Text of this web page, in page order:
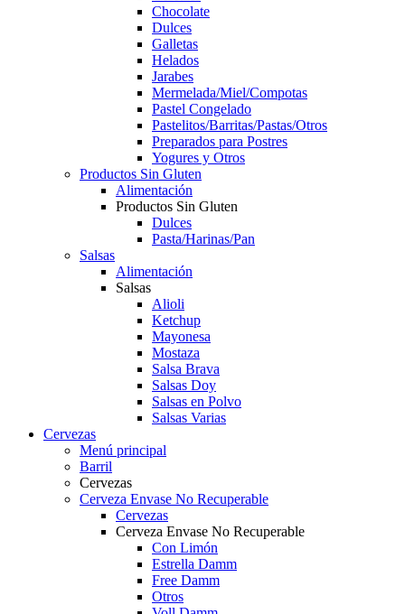
Chocolate
Dulces
Galletas
Helados
Jarabes
Mermelada/Miel/Compotas
Pastel Congelado
Pastelitos/Barritas/Pastas/Otros
Preparados para Postres
Yogures y Otros
Productos Sin Gluten
Alimentación
Productos Sin Gluten
Dulces
Pasta/Harinas/Pan
Salsas
Alimentación
Salsas
Alioli
Ketchup
Mayonesa
Mostaza
Salsa Brava
Salsas Doy
Salsas en Polvo
Salsas Varias
Cervezas
Menú principal
Barril
Cervezas
Cerveza Envase No Recuperable
Cervezas
Cerveza Envase No Recuperable
Con Limón
Estrella Damm
Free Damm
Otros